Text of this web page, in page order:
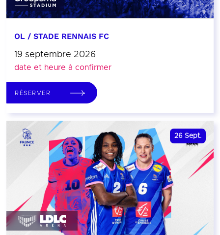
OL / STADE RENNAIS FC
19 septembre 2026
date et heure à confirmer
RÉSERVER
26 Sept.